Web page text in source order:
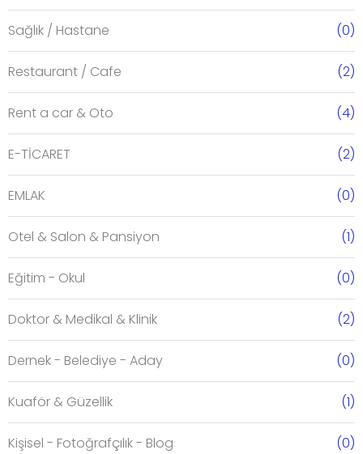
Sağlık / Hastane (0)
Restaurant / Cafe (2)
Rent a car & Oto (4)
E-TİCARET (2)
EMLAK (0)
Otel & Salon & Pansiyon (1)
Eğitim - Okul (0)
Doktor & Medikal & Klinik (2)
Dernek - Belediye - Aday (0)
Kuaför & Güzellik (1)
Kişisel - Fotoğrafçılık - Blog (0)